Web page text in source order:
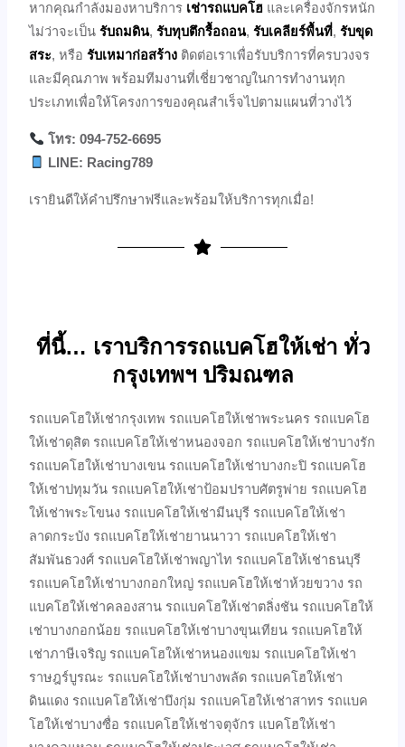
หากคุณกำลังมองหาบริการ เช่ารถแบคโฮ และเครื่องจักรหนัก
ไม่ว่าจะเป็นรับถมดิน,รับทุบตึกรื้อถอน, รับเคลียร์พื้นที่,รับขุด
สระ, หรือรับเหมาก่อสร้าง ติดต่อเราเพื่อรับบริการที่ครบวงจร
และมีคุณภาพ พร้อมทีมงานที่เชี่ยวชาญในการทำงานทุก
ประเภทเพื่อให้โครงการของคุณสำเร็จไปตามแผนที่วางไว้
โทร: 094-752-6695
LINE: Racing789
เรายินดีให้คำปรึกษาฟรีและพร้อมให้บริการทุกเมื่อ!
ที่นี้… เราบริการรถแบคโฮให้เช่า ทั่ว
กรุงเทพฯ ปริมณฑล
รถแบคโฮให้เช่ากรุงเทพ รถแบคโฮให้เช่าพระนคร รถแบคโฮ
ให้เช่าดุสิต รถแบคโฮให้เช่าหนองจอก รถแบคโฮให้เช่าบางรัก
รถแบคโฮให้เช่าบางเขน รถแบคโฮให้เช่าบางกะปิ รถแบคโฮ
ให้เช่าปทุมวัน รถแบคโฮให้เช่าป้อมปราบศัตรูพ่าย รถแบคโฮ
ให้เช่าพระโขนง รถแบคโฮให้เช่ามีนบุรี รถแบคโฮให้เช่า
ลาดกระบัง รถแบคโฮให้เช่ายานนาวา รถแบคโฮให้เช่า
สัมพันธวงศ์ รถแบคโฮให้เช่าพญาไท รถแบคโฮให้เช่าธนบุรี
รถแบคโฮให้เช่าบางกอกใหญ่ รถแบคโฮให้เช่าห้วยขวาง รถ
แบคโฮให้เช่าคลองสาน รถแบคโฮให้เช่าตลิ่งชัน รถแบคโฮให้
เช่าบางกอกน้อย รถแบคโฮให้เช่าบางขุนเทียน รถแบคโฮให้
เช่าภาษีเจริญ รถแบคโฮให้เช่าหนองแขม รถแบคโฮให้เช่า
ราษฎร์บูรณะ รถแบคโฮให้เช่าบางพลัด รถแบคโฮให้เช่า
ดินแดง รถแบคโฮให้เช่าบึงกุ่ม รถแบคโฮให้เช่าสาทร รถแบค
โฮให้เช่าบางซื่อ รถแบคโฮให้เช่าจตุจักร แบคโฮให้เช่า